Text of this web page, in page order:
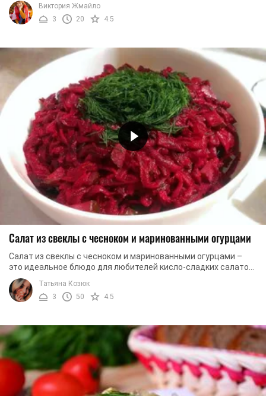
Виктория Жмайло
3
20 4.5
Салат из свеклы с чесноком и маринованными огурцами
Салат из свеклы с чесноком и маринованными огурцами –
это идеальное блюдо для любителей кисло-сладких салатов
с пикантным вкусом чеснока. Готовится ...
Татьяна Козюк
3
50 4.5